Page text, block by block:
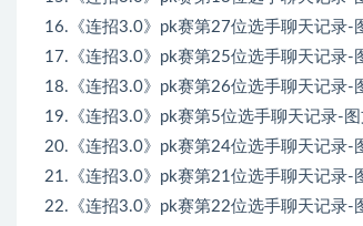
16.《连招3.0》pk赛第27位选手聊天记录-
17.《连招3.0》pk赛第25位选手聊天记录-
18.《连招3.0》pk赛第26位选手聊天记录-
19.《连招3.0》pk赛第5位选手聊天记录-
20.《连招3.0》pk赛第24位选手聊天记录-
21.《连招3.0》pk赛第21位选手聊天记录-
22.《连招3.0》pk赛第22位选手聊天记录-